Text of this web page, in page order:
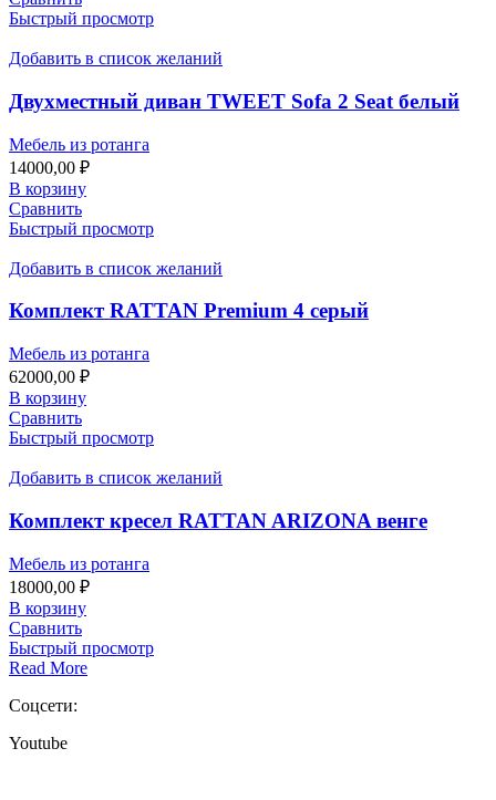
Быстрый просмотр
Добавить в список желаний
Двухместный диван TWEET Sofa 2 Seat белый
Мебель из ротанга
14000,00 ₽
В корзину
Сравнить
Быстрый просмотр
Добавить в список желаний
Комплект RATTAN Premium 4 серый
Мебель из ротанга
62000,00 ₽
В корзину
Сравнить
Быстрый просмотр
Добавить в список желаний
Комплект кресел RATTAN ARIZONA венге
Мебель из ротанга
18000,00 ₽
В корзину
Сравнить
Быстрый просмотр
Read More
Соцсети:
Youtube